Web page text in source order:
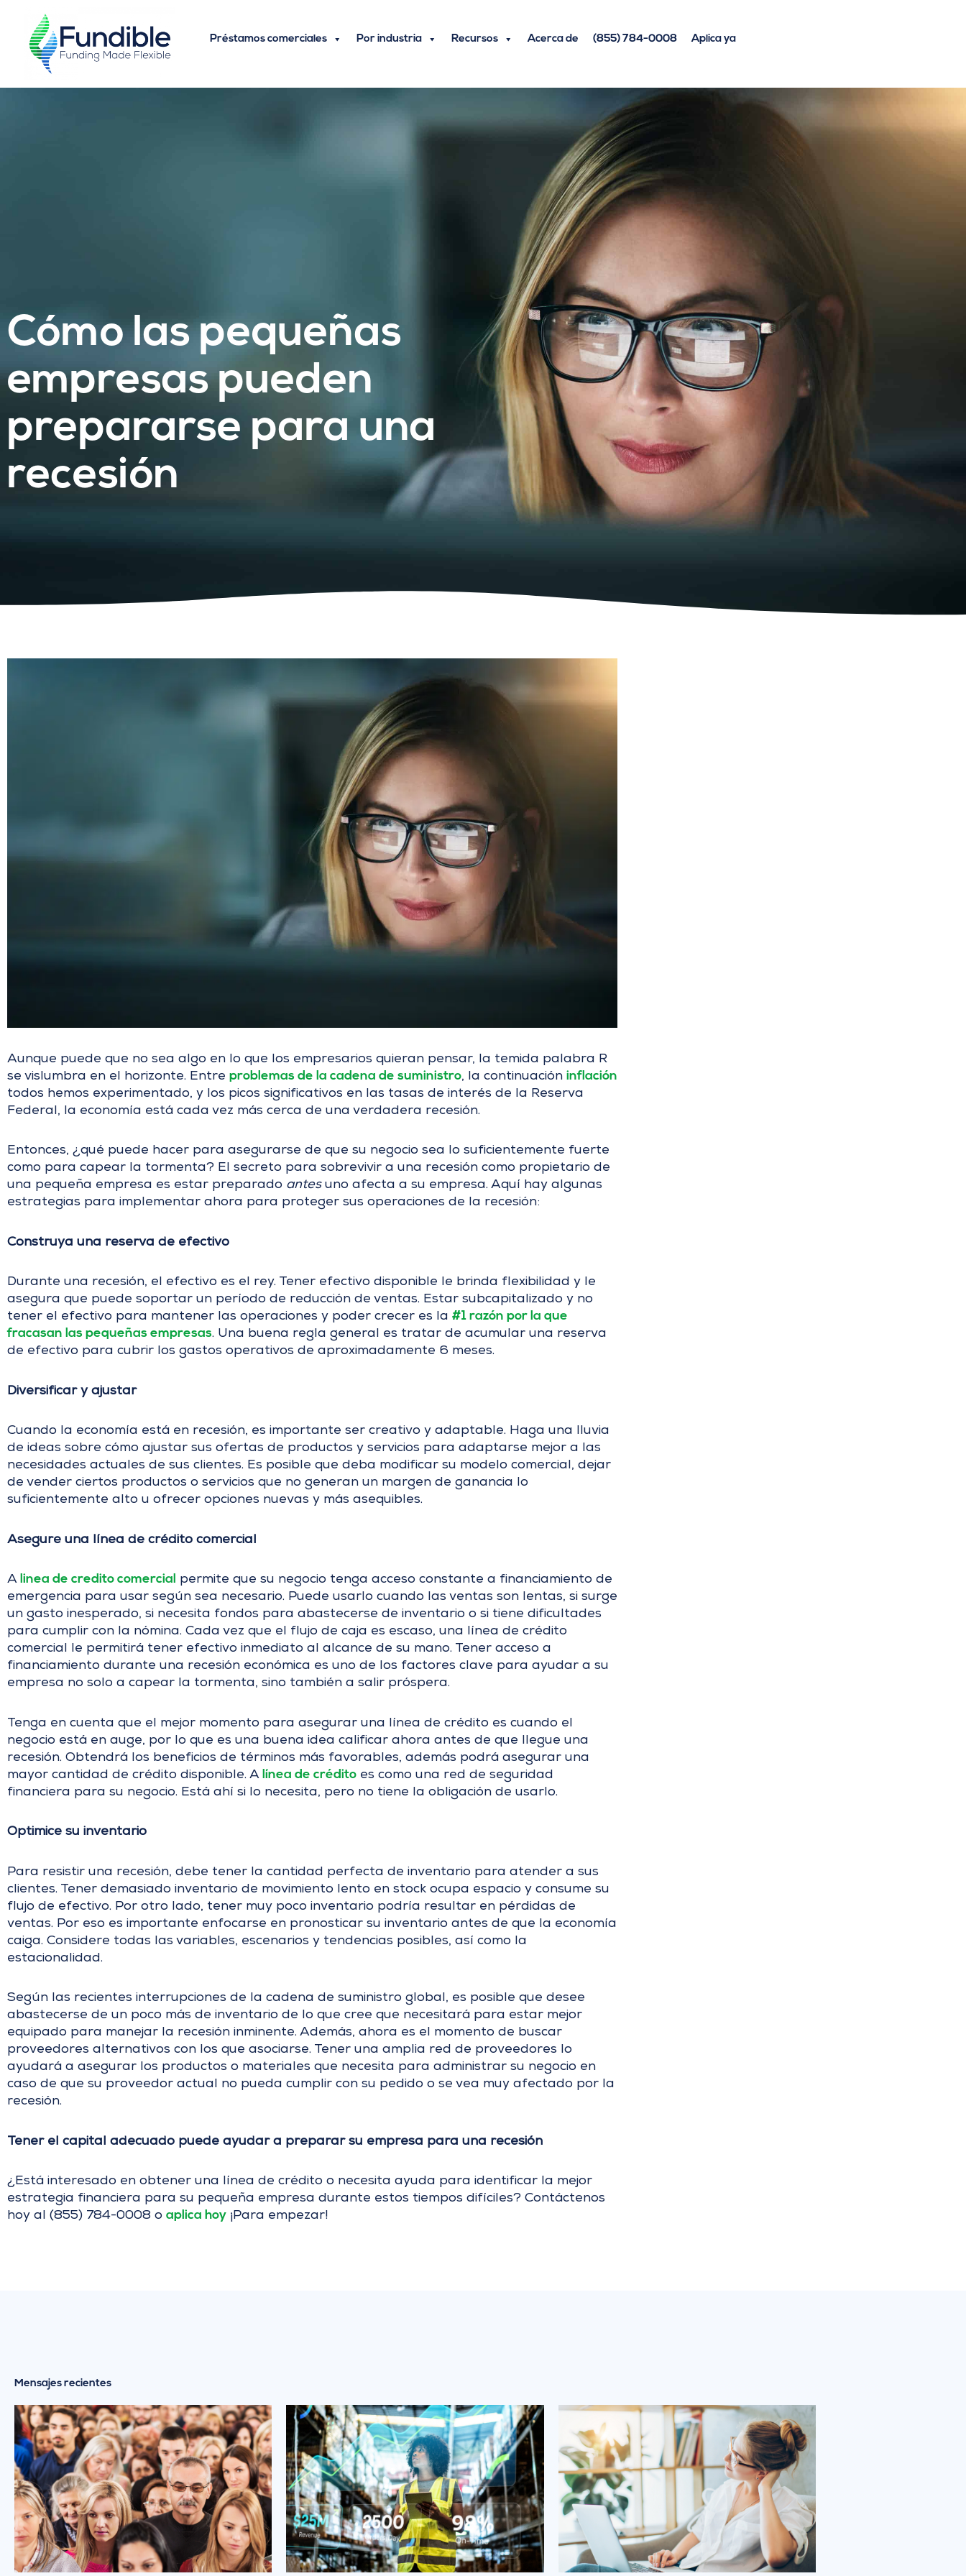
Préstamos comerciales Por industria Recursos Acerca de (855) 784-0008 Aplica ya
Cómo las pequeñas
empresas pueden
prepararse para una
recesión
Aunque puede que no sea algo en lo que los empresarios quieran pensar, la temida palabra R
se vislumbra en el horizonte. Entre problemas de la cadena de suministro, la continuación inflación
todos hemos experimentado, y los picos significativos en las tasas de interés de la Reserva
Federal, la economía está cada vez más cerca de una verdadera recesión.
Entonces, ¿qué puede hacer para asegurarse de que su negocio sea lo suficientemente fuerte
como para capear la tormenta? El secreto para sobrevivir a una recesión como propietario de
una pequeña empresa es estar preparado antesuno afecta a su empresa. Aquí hay algunas
estrategias para implementar ahora para proteger sus operaciones de la recesión:
Construya una reserva de efectivo
Durante una recesión, el efectivo es el rey. Tener efectivo disponible le brinda flexibilidad y le
asegura que puede soportar un período de reducción de ventas. Estar subcapitalizado y no
tener el efectivo para mantener las operaciones y poder crecer es la #1 razón por la que
fracasan las pequeñas empresas. Una buena regla general es tratar de acumular una reserva
de efectivo para cubrir los gastos operativos de aproximadamente 6 meses.
Diversificar y ajustar
Cuando la economía está en recesión, es importante ser creativo y adaptable. Haga una lluvia
de ideas sobre cómo ajustar sus ofertas de productos y servicios para adaptarse mejor a las
necesidades actuales de sus clientes. Es posible que deba modificar su modelo comercial, dejar
de vender ciertos productos o servicios que no generan un margen de ganancia lo
suficientemente alto u ofrecer opciones nuevas y más asequibles.
Asegure una línea de crédito comercial
A linea de credito comercial permite que su negocio tenga acceso constante a financiamiento de
emergencia para usar según sea necesario. Puede usarlo cuando las ventas son lentas, si surge
un gasto inesperado, si necesita fondos para abastecerse de inventario o si tiene dificultades
para cumplir con la nómina. Cada vez que el flujo de caja es escaso, una línea de crédito
comercial le permitirá tener efectivo inmediato al alcance de su mano. Tener acceso a
financiamiento durante una recesión económica es uno de los factores clave para ayudar a su
empresa no solo a capear la tormenta, sino también a salir próspera.
Tenga en cuenta que el mejor momento para asegurar una línea de crédito es cuando el
negocio está en auge, por lo que es una buena idea calificar ahora antes de que llegue una
recesión. Obtendrá los beneficios de términos más favorables, además podrá asegurar una
mayor cantidad de crédito disponible. A línea de crédito es como una red de seguridad
financiera para su negocio. Está ahí si lo necesita, pero no tiene la obligación de usarlo.
Optimice su inventario
Para resistir una recesión, debe tener la cantidad perfecta de inventario para atender a sus
clientes. Tener demasiado inventario de movimiento lento en stock ocupa espacio y consume su
flujo de efectivo. Por otro lado, tener muy poco inventario podría resultar en pérdidas de
ventas. Por eso es importante enfocarse en pronosticar su inventario antes de que la economía
caiga. Considere todas las variables, escenarios y tendencias posibles, así como la
estacionalidad.
Según las recientes interrupciones de la cadena de suministro global, es posible que desee
abastecerse de un poco más de inventario de lo que cree que necesitará para estar mejor
equipado para manejar la recesión inminente. Además, ahora es el momento de buscar
proveedores alternativos con los que asociarse. Tener una amplia red de proveedores lo
ayudará a asegurar los productos o materiales que necesita para administrar su negocio en
caso de que su proveedor actual no pueda cumplir con su pedido o se vea muy afectado por la
recesión.
Tener el capital adecuado puede ayudar a preparar su empresa para una recesión
¿Está interesado en obtener una línea de crédito o necesita ayuda para identificar la mejor
estrategia financiera para su pequeña empresa durante estos tiempos difíciles? Contáctenos
hoy al (855) 784-0008 o aplica hoy ¡Para empezar!
Mensajes recientes